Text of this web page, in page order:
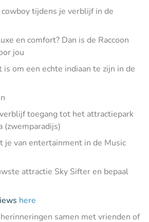
tijdens je verblijf in de
en comfort? Dan is de Raccoon
jou
is om een echte indiaan te zijn in de
toegang tot het attractiepark
(zwemparadijs)
je van entertainment in de Music
attractie Sky Sifter en bepaal
here
samen met vrienden of